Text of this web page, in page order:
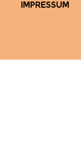
IMPRESSUM